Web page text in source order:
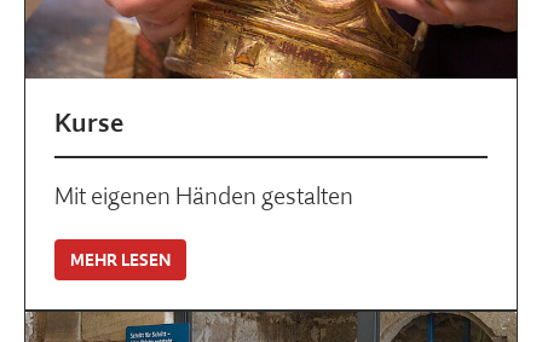
Kurse
Mit eigenen Händen gestalten
MEHR LESEN